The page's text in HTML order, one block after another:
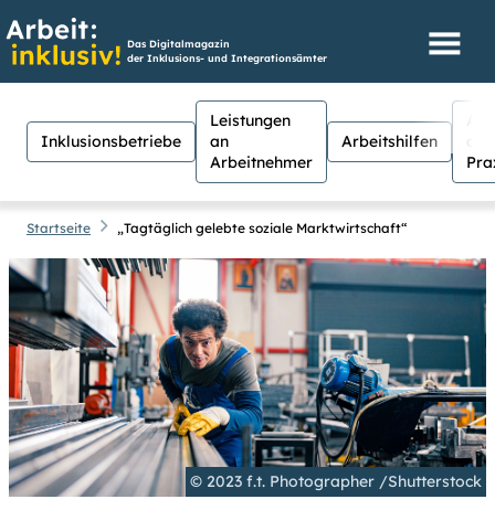
Das Digitalmagazin
der Inklusions- und Integrationsämter
Inklusionsbetriebe
Leistungen
an
Arbeitnehmer
Arbeitshilfen
Suche
Suchen
Suche schließen
Hilfen
Für Menschen mit Sehschwäche
besteht hier die Möglichkeit, den
Kontrast stärker einzustellen.
(Klicken Sie dazu beiKontrastauf
hoch.) Für eine bessere Lesbarkeit
Startseite „Tagtäglich gelebte soziale Marktwirtschaft“
© 2023 f.t. Photographer /Shutterstock